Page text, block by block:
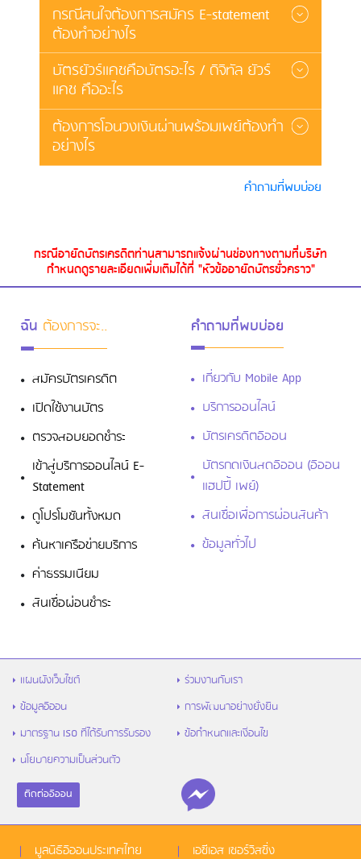
กรณีสนใจต้องการสมัคร E-statement
ต้องทำอย่างไร
บัตรยัวร์แคชคือบัตรอะไร / ดิจิทัล ยัวร์
แคช คืออะไร
ต้องการโอนวงเงินผ่านพร้อมเพย์ต้องทำ
อย่างไร
คำถามที่พบบ่อย
กรณีอายัดบัตรเครดิตท่านสามารถแจ้งผ่านช่องทางตามที่บริษัท
กำหนดดูรายละเอียดเพิ่มเติมได้ที่ "หัวข้ออายัดบัตรชั่วคราว"
ฉัน ต้องการจะ..
สมัครบัตรเครดิต
เปิดใช้งานบัตร
ตรวจสอบยอดชำระ
เข้าสู่บริการออนไลน์ E-
Statement
ดูโปรโมชันทั้งหมด
ค้นหาเครือข่ายบริการ
ค่าธรรมเนียม
สินเชื่อผ่อนชำระ
คำถามที่พบบ่อย
เกี่ยวกับ Mobile App
บริการออนไลน์
บัตรเครดิตอิออน
บัตรกดเงินสดอิออน (อิออน
แฮปปี้ เพย์)
สินเชื่อเพื่อการผ่อนสินค้า
ข้อมูลทั่วไป
แผนผังเว็บไซต์
ร่วมงานกับเรา
ข้อมูลอิออน
การพัฒนาอย่างยั่งยืน
มาตรฐาน ISO ที่ได้รับการรับรอง
ข้อกำหนดและเงื่อนไข
นโยบายความเป็นส่วนตัว
ติดต่ออิออน
มูลนิธิอิออนประเทศไทย เอซีเอส เซอร์วิสซิ่ง